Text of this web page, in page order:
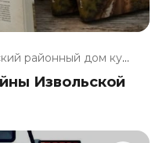
Износковский районный дом куль...
Извольской